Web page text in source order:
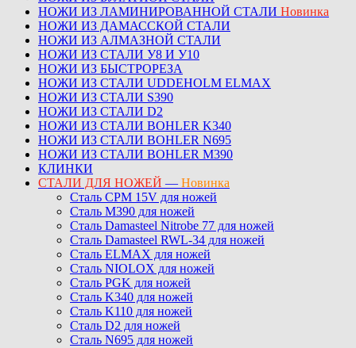
НОЖИ ИЗ ЛАМИНИРОВАННОЙ СТАЛИ Новинка
НОЖИ ИЗ ДАМАССКОЙ СТАЛИ
НОЖИ ИЗ АЛМАЗНОЙ СТАЛИ
НОЖИ ИЗ СТАЛИ У8 И У10
НОЖИ ИЗ БЫСТРОРЕЗА
НОЖИ ИЗ СТАЛИ UDDEHOLM ELMAX
НОЖИ ИЗ СТАЛИ S390
НОЖИ ИЗ СТАЛИ D2
НОЖИ ИЗ СТАЛИ BOHLER K340
НОЖИ ИЗ СТАЛИ BOHLER N695
НОЖИ ИЗ СТАЛИ BOHLER M390
КЛИНКИ
СТАЛИ ДЛЯ НОЖЕЙ — Новинка
Сталь CPM 15V для ножей
Сталь M390 для ножей
Сталь Damasteel Nitrobe 77 для ножей
Сталь Damasteel RWL-34 для ножей
Сталь ELMAX для ножей
Сталь NIOLOX для ножей
Сталь PGK для ножей
Сталь K340 для ножей
Сталь K110 для ножей
Сталь D2 для ножей
Сталь N695 для ножей